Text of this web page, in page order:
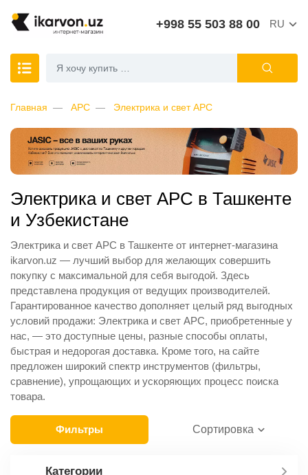
+998 55 503 88 00 RU
Главная APC Электрика и свет APC
Электрика и свет APC в Ташкенте
и Узбекистане
Электрика и свет APC в Ташкенте от интернет-магазина
ikarvon.uz — лучший выбор для желающих совершить
покупку с максимальной для себя выгодой. Здесь
представлена продукция от ведущих производителей.
Гарантированное качество дополняет целый ряд выгодных
условий продажи: Электрика и свет APC, приобретенные у
нас, — это доступные цены, разные способы оплаты,
быстрая и недорогая доставка. Кроме того, на сайте
предложен широкий спектр инструментов (фильтры,
сравнение), упрощающих и ускоряющих процесс поиска
товара.
Фильтры Сортировка
Категории